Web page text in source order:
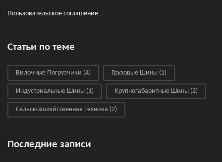
Пользовательское соглашение
Статьи по теме
Вилочные Погрузчики (4) Грузовые Шины (1)
Индустриальные Шины (1) Крупногабаритные Шины (2)
Сельскохозяйственная Техника (2)
Последние записи